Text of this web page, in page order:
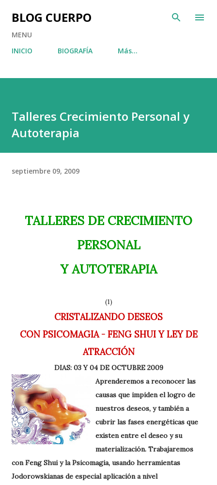
Ir al contenido principal
BLOG CUERPO
MENU
INICIO
BIOGRAFÍA Más…
Talleres Crecimiento Personal y
Autoterapia
septiembre 09, 2009
TALLERES DE CRECIMIENTO
PERSONAL
Y AUTOTERAPIA
(1)
CRISTALIZANDO DESEOS
CON PSICOMAGIA - FENG SHUI Y LEY DE
ATRACCIÓN
DIAS: 03 Y 04 DE OCTUBRE 2009
Aprenderemos a reconocer las
causas que impiden el logro de
nuestros deseos, y también a
cubrir las fases energéticas que
existen entre el deseo y su
materialización. Trabajaremos
con Feng Shui y la Psicomagia, usando herramientas
Jodorowskianas de especial aplicación a nivel